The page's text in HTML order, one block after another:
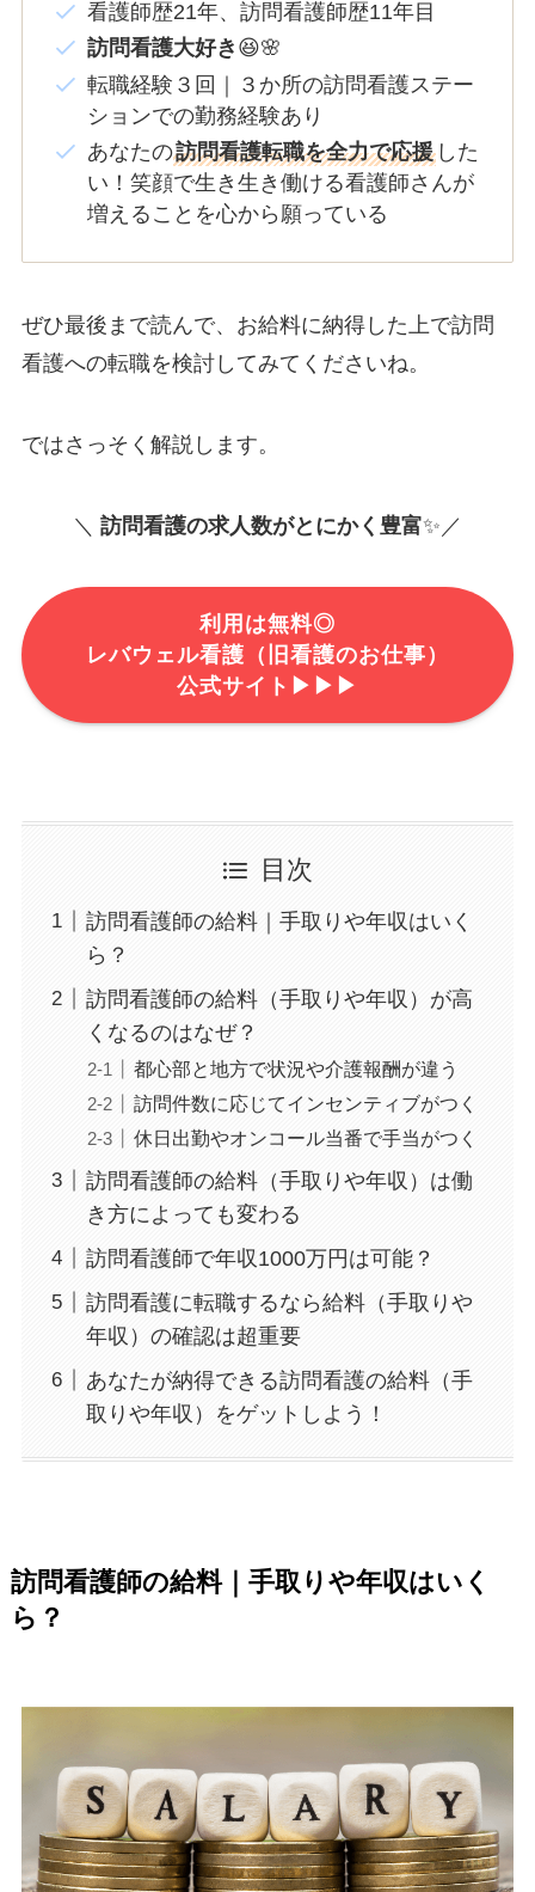
看護師歴21年、訪問看護師歴11年目
訪問看護大好き 😆🌸
転職経験３回｜３か所の訪問看護ステー
ションでの勤務経験あり
あなたの訪問看護転職を全力で応援した
い！笑顔で生き生き働ける看護師さんが
増えることを心から願っている
ぜひ最後まで読んで、お給料に納得した上で訪問
看護への転職を検討してみてくださいね。
ではさっそく解説します。
＼ 訪問看護の求人数がとにかく豊富✨／
利用は無料◎
レバウェル看護（旧看護のお仕事）
公式サイト ▶▶▶
目次
訪問看護師の給料｜手取りや年収はいく
ら？
訪問看護師の給料（手取りや年収）が高
くなるのはなぜ？
都心部と地方で状況や介護報酬が違う
訪問件数に応じてインセンティブがつく
休日出勤やオンコール当番で手当がつく
訪問看護師の給料（手取りや年収）は働
き方によっても変わる
訪問看護師で年収1000万円は可能？
訪問看護に転職するなら給料（手取りや
年収）の確認は超重要
あなたが納得できる訪問看護の給料（手
取りや年収）をゲットしよう！
訪問看護師の給料｜手取りや年収はいく
ら？